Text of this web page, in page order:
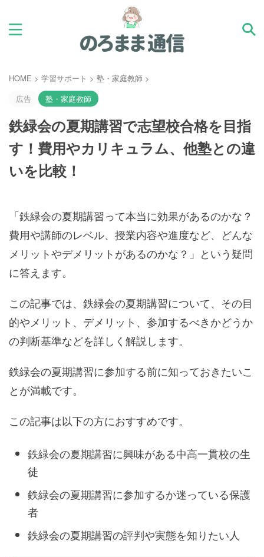
HOME > 学習サポート > 塾・家庭教師 >
広告
塾・家庭教師
鉄緑会の夏期講習で志望校合格を目指
す！費用やカリキュラム、他塾との違
いを比較！
「鉄緑会の夏期講習って本当に効果があるのかな？
費用や講師のレベル、授業内容や進度など、どんな
メリットやデメリットがあるのかな？」という疑問
に答えます。
この記事では、鉄緑会の夏期講習について、その目
的やメリット、デメリット、参加するべきかどうか
の判断基準などを詳しく解説します。
鉄緑会の夏期講習に参加する前に知っておきたいこ
とが満載です。
この記事は以下の方におすすめです。
鉄緑会の夏期講習に興味がある中高一貫校の生
徒
鉄緑会の夏期講習に参加するか迷っている保護
者
鉄緑会の夏期講習の評判や実態を知りたい人